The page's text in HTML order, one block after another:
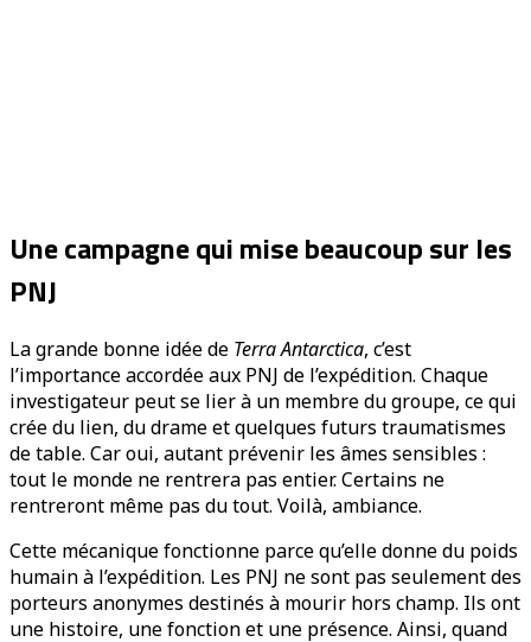
Une campagne qui mise beaucoup sur les
PNJ
La grande bonne idée de Terra Antarctica, c’est
l’importance accordée aux PNJ de l’expédition. Chaque
investigateur peut se lier à un membre du groupe, ce qui
crée du lien, du drame et quelques futurs traumatismes
de table. Car oui, autant prévenir les âmes sensibles :
tout le monde ne rentrera pas entier. Certains ne
rentreront même pas du tout. Voilà, ambiance.
Cette mécanique fonctionne parce qu’elle donne du poids
humain à l’expédition. Les PNJ ne sont pas seulement des
porteurs anonymes destinés à mourir hors champ. Ils ont
une histoire, une fonction et une présence. Ainsi, quand